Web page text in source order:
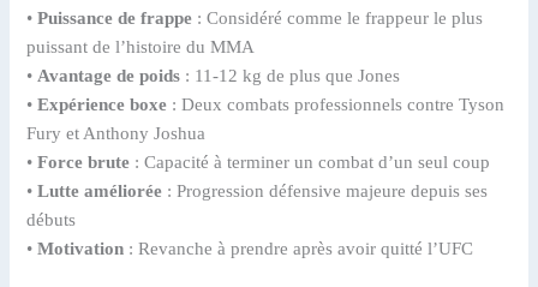
•Puissance de frappe : Considéré comme le frappeur le plus
puissant de l’histoire du MMA
• Avantage de poids : 11-12 kg de plus que Jones
•Expérience boxe : Deux combats professionnels contre Tyson
Fury et Anthony Joshua
•Force brute : Capacité à terminer un combat d’un seul coup
•Lutte améliorée : Progression défensive majeure depuis ses
débuts
•Motivation : Revanche à prendre après avoir quitté l’UFC